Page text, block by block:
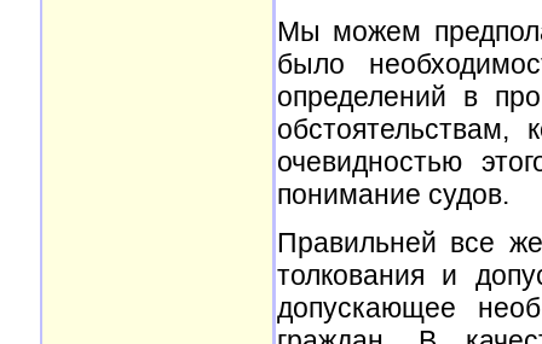
Мы можем
было
определений в
очевидностью
понимание судов.
Правильней все
толкования и
допускающее